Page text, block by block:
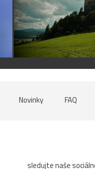
Novinky FAQ
sledujte naše